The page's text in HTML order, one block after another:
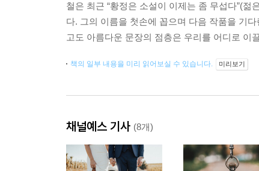
철은 최근 “황정은 소설이 이제는 좀 무섭다”(
다. 그의 이름을 첫손에 꼽으며 다음 작품을 기
고도 아름다운 문장의 점층은 우리를 어디로 이
책의 일부 내용을 미리 읽어보실 수 있습니다. 미리보기
채널예스 기사 (8개)